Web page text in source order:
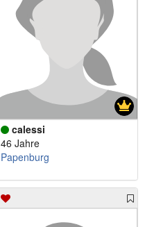
calessi
46 Jahre
Papenburg